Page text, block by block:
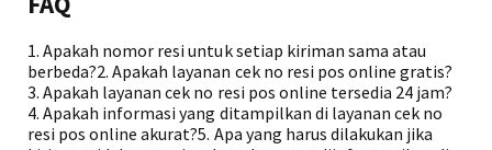
1. Apakah nomor resi untuk setiap kiriman sama atau
berbeda?2. Apakah layanan cek no resi pos online gratis?
3. Apakah layanan cek no resi pos online tersedia 24 jam?
4. Apakah informasi yang ditampilkan di layanan cek no
resi pos online akurat?5. Apa yang harus dilakukan jika